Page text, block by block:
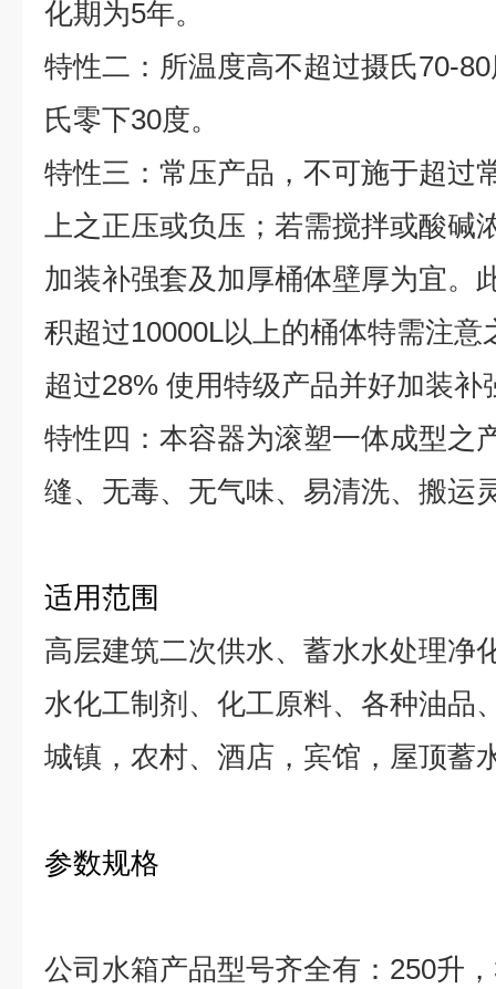
化期为5年。
特性二：所温度高不超过摄氏70-
氏零下30度。
特性三：常压产品，不可施于超过
上之正压或负压；若需搅拌或酸碱
加装补强套及加厚桶体壁厚为宜。
积超过10000L以上的桶体特需注
超过28% 使用特级产品并好加装补
特性四：本容器为滚塑一体成型之
缝、无毒、无气味、易清洗、搬运
适用范围
高层建筑二次供水、蓄水水处理净
水化工制剂、化工原料、各种油品
城镇，农村、酒店，宾馆，屋顶蓄
参数规格
公司水箱产品型号齐全有： 250升，